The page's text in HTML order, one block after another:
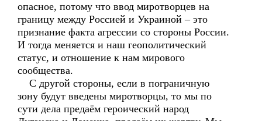
опасное, потому что ввод миротворцев на
границу между Россией и Украиной – это
признание факта агрессии со стороны России.
И тогда меняется и наш геополитический
статус, и отношение к нам мирового
сообщества.
С другой стороны, если в пограничную
зону будут введены миротворцы, то мы по
сути дела предаём героический народ